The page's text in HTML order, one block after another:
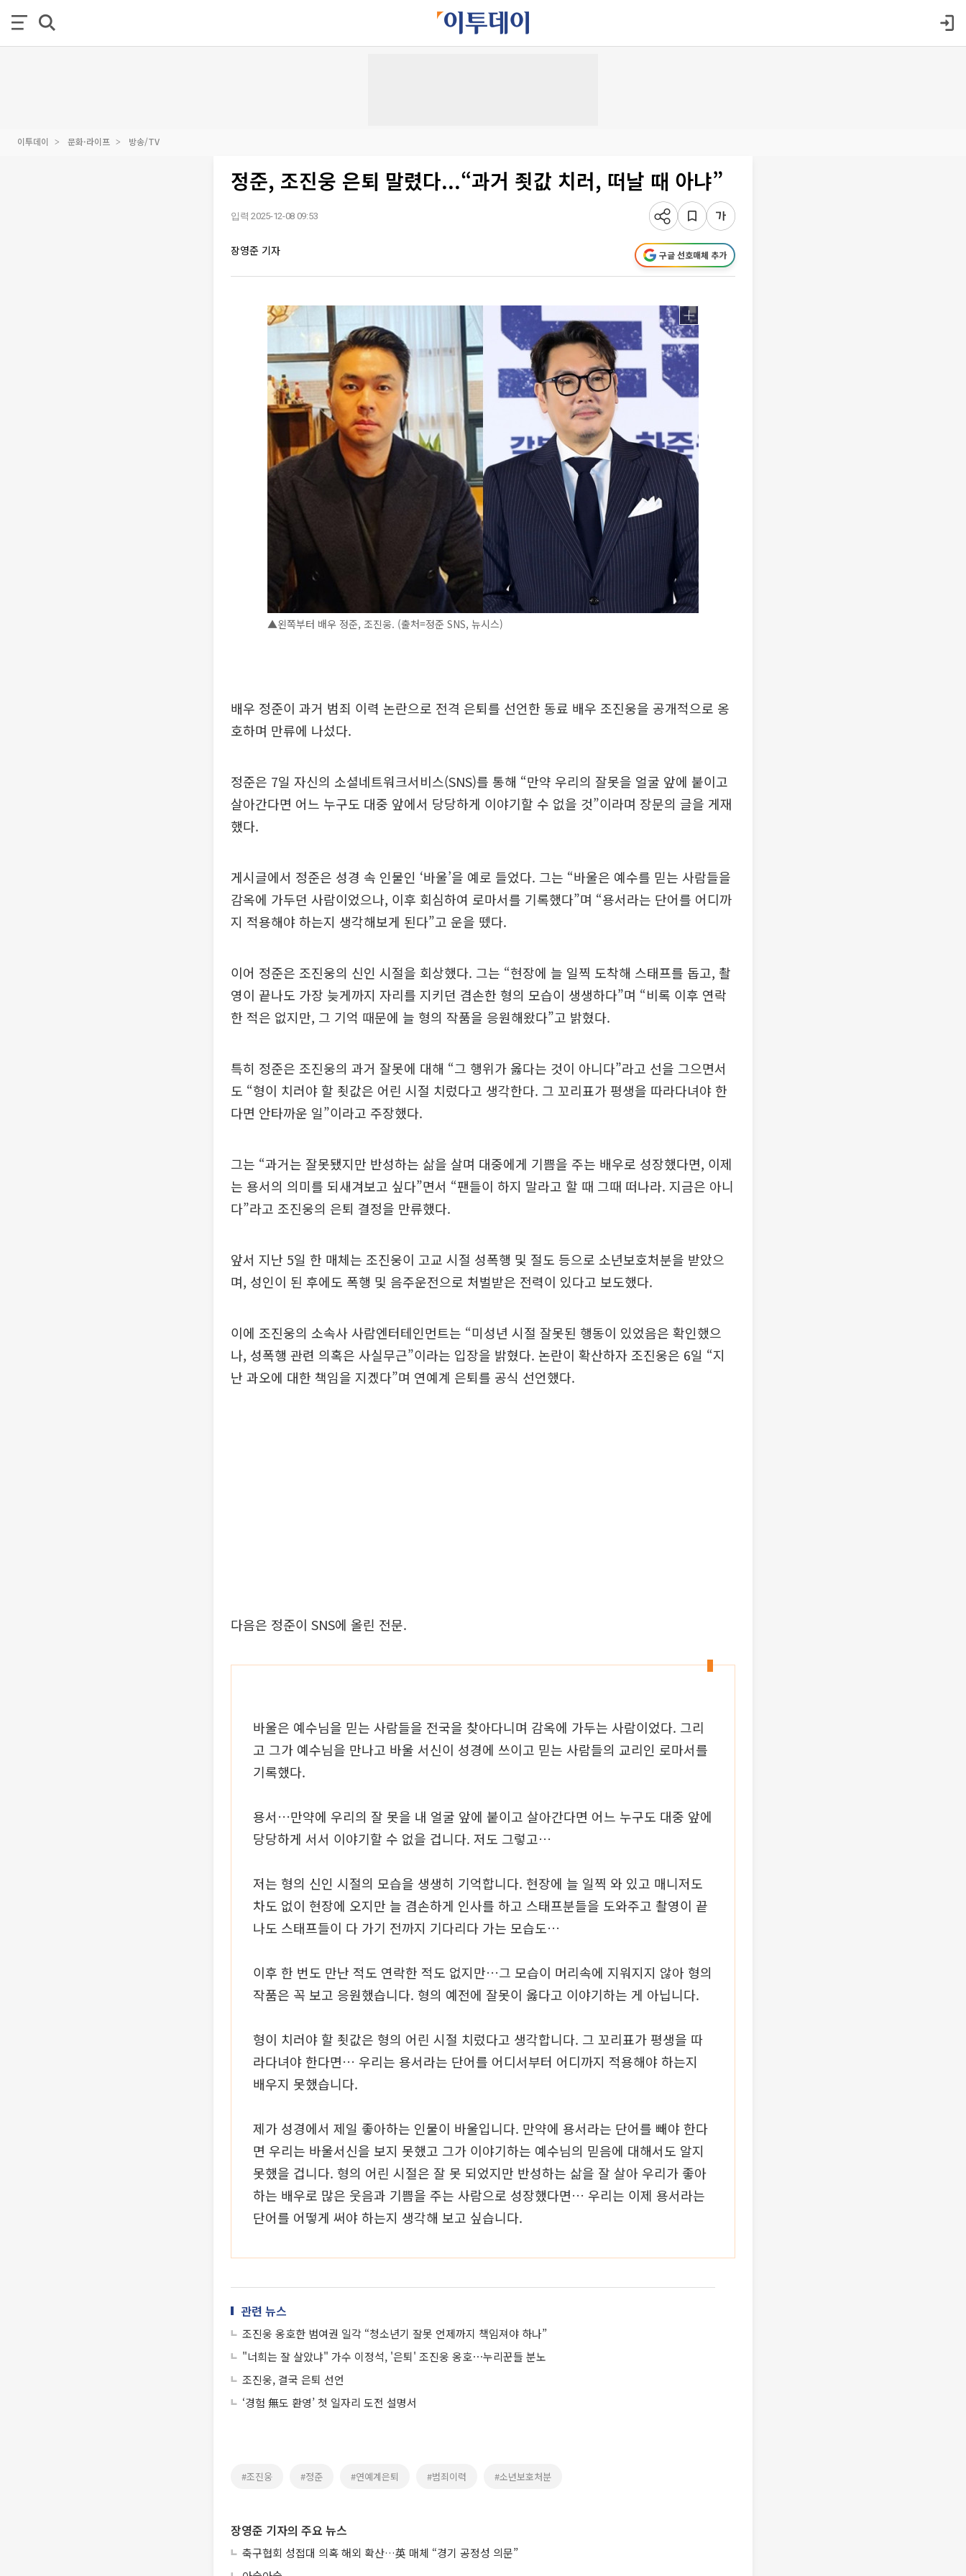
이투데이 문화·라이프 방송/TV
정준, 조진웅 은퇴 말렸다...“과거 죗값 치러, 떠날 때 아냐”
입력 2025-12-08 09:53
장영준 기자 구글 선호매체 추가
▲왼쪽부터 배우 정준, 조진웅. (출처=정준 SNS, 뉴시스)
배우 정준이 과거 범죄 이력 논란으로 전격 은퇴를 선언한 동료 배우 조진웅을 공개적으로 옹
호하며 만류에 나섰다.
정준은 7일 자신의 소셜네트워크서비스(SNS)를 통해 “만약 우리의 잘못을 얼굴 앞에 붙이고
살아간다면 어느 누구도 대중 앞에서 당당하게 이야기할 수 없을 것”이라며 장문의 글을 게재
했다.
게시글에서 정준은 성경 속 인물인 ‘바울’을 예로 들었다. 그는 “바울은 예수를 믿는 사람들을
감옥에 가두던 사람이었으나, 이후 회심하여 로마서를 기록했다”며 “용서라는 단어를 어디까
지 적용해야 하는지 생각해보게 된다”고 운을 뗐다.
이어 정준은 조진웅의 신인 시절을 회상했다. 그는 “현장에 늘 일찍 도착해 스태프를 돕고, 촬
영이 끝나도 가장 늦게까지 자리를 지키던 겸손한 형의 모습이 생생하다”며 “비록 이후 연락
한 적은 없지만, 그 기억 때문에 늘 형의 작품을 응원해왔다”고 밝혔다.
특히 정준은 조진웅의 과거 잘못에 대해 “그 행위가 옳다는 것이 아니다”라고 선을 그으면서
도 “형이 치러야 할 죗값은 어린 시절 치렀다고 생각한다. 그 꼬리표가 평생을 따라다녀야 한
다면 안타까운 일”이라고 주장했다.
그는 “과거는 잘못됐지만 반성하는 삶을 살며 대중에게 기쁨을 주는 배우로 성장했다면, 이제
는 용서의 의미를 되새겨보고 싶다”면서 “팬들이 하지 말라고 할 때 그때 떠나라. 지금은 아니
다”라고 조진웅의 은퇴 결정을 만류했다.
앞서 지난 5일 한 매체는 조진웅이 고교 시절 성폭행 및 절도 등으로 소년보호처분을 받았으
며, 성인이 된 후에도 폭행 및 음주운전으로 처벌받은 전력이 있다고 보도했다.
이에 조진웅의 소속사 사람엔터테인먼트는 “미성년 시절 잘못된 행동이 있었음은 확인했으
나, 성폭행 관련 의혹은 사실무근”이라는 입장을 밝혔다. 논란이 확산하자 조진웅은 6일 “지
난 과오에 대한 책임을 지겠다”며 연예계 은퇴를 공식 선언했다.
다음은 정준이 SNS에 올린 전문.
바울은 예수님을 믿는 사람들을 전국을 찾아다니며 감옥에 가두는 사람이었다. 그리
고 그가 예수님을 만나고 바울 서신이 성경에 쓰이고 믿는 사람들의 교리인 로마서를
기록했다.
용서…만약에 우리의 잘 못을 내 얼굴 앞에 붙이고 살아간다면 어느 누구도 대중 앞에
당당하게 서서 이야기할 수 없을 겁니다. 저도 그렇고…
저는 형의 신인 시절의 모습을 생생히 기억합니다. 현장에 늘 일찍 와 있고 매니저도
차도 없이 현장에 오지만 늘 겸손하게 인사를 하고 스태프분들을 도와주고 촬영이 끝
나도 스태프들이 다 가기 전까지 기다리다 가는 모습도…
이후 한 번도 만난 적도 연락한 적도 없지만…그 모습이 머리속에 지워지지 않아 형의
작품은 꼭 보고 응원했습니다. 형의 예전에 잘못이 옳다고 이야기하는 게 아닙니다.
형이 치러야 할 죗값은 형의 어린 시절 치렀다고 생각합니다. 그 꼬리표가 평생을 따
라다녀야 한다면… 우리는 용서라는 단어를 어디서부터 어디까지 적용해야 하는지
배우지 못했습니다.
제가 성경에서 제일 좋아하는 인물이 바울입니다. 만약에 용서라는 단어를 빼야 한다
면 우리는 바울서신을 보지 못했고 그가 이야기하는 예수님의 믿음에 대해서도 알지
못했을 겁니다. 형의 어린 시절은 잘 못 되었지만 반성하는 삶을 잘 살아 우리가 좋아
하는 배우로 많은 웃음과 기쁨을 주는 사람으로 성장했다면… 우리는 이제 용서라는
단어를 어떻게 써야 하는지 생각해 보고 싶습니다.
관련 뉴스
조진웅 옹호한 범여권 일각 “청소년기 잘못 언제까지 책임져야 하나”
"너희는 잘 살았냐" 가수 이정석, '은퇴' 조진웅 옹호⋯누리꾼들 분노
조진웅, 결국 은퇴 선언
‘경험 無도 환영’ 첫 일자리 도전 설명서
#조진웅 #정준 #연예계은퇴 #범죄이력 #소년보호처분
장영준 기자의 주요 뉴스
축구협회 성접대 의혹 해외 확산…英 매체 “경기 공정성 의문”